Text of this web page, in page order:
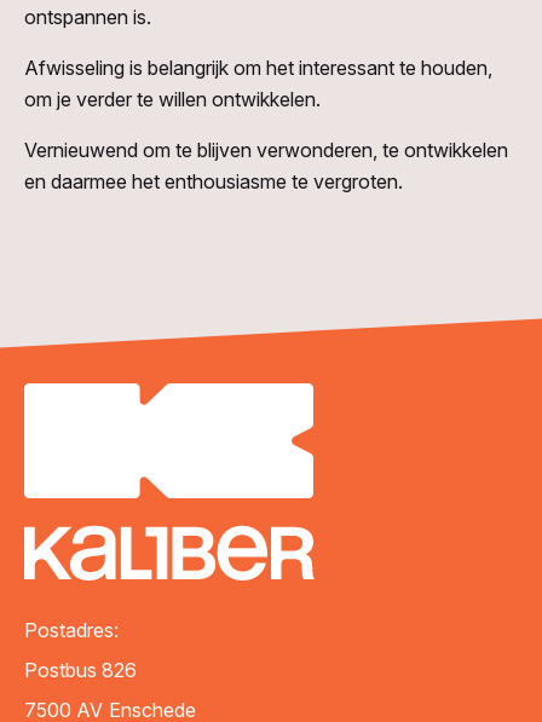
ontspannen is.
Afwisseling is belangrijk om het interessant te houden,
om je verder te willen ontwikkelen.
Vernieuwend om te blijven verwonderen, te ontwikkelen
en daarmee het enthousiasme te vergroten.
Postadres:
Postbus 826
7500 AV Enschede